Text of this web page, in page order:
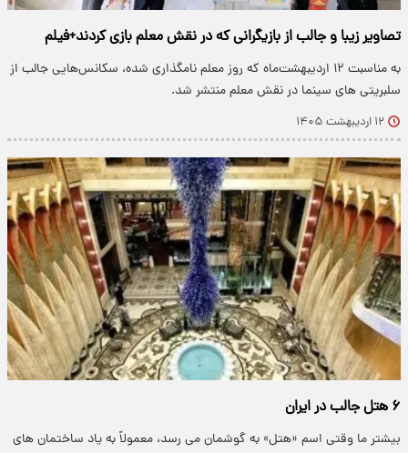
تصاویر زیبا و جالب از بازیگرانی که در نقش معلم بازی کردند+فیلم
به مناسبت ۱۲ اردیبهشت‌ماه که روز معلم نامگذاری شده، سکانس‌هایی جالب از
سلبریتی های سینما در نقش معلم منتشر شد.
۱۲ اردیبهشت ۱۴۰۵
۶ هتل جالب در ایران
بیشتر ما وقتی اسم «هتل» به گوشمان می رسد، معمولاً به یاد ساختمان های